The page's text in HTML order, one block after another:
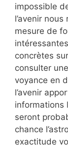
impossible
l’avenir
mesure de
concrètes
consulter
voyance en
l’avenir
informations
seront
chance
exactitude